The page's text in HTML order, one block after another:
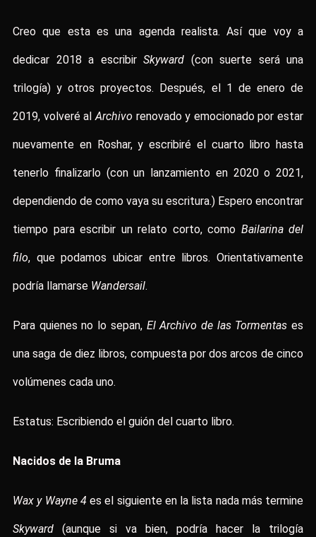
Creo que esta es una agenda realista. Así que voy a
dedicar 2018 a escribir Skyward (con suerte será una
trilogía) y otros proyectos. Después, el 1 de enero de
2019, volveré alArchivo renovado y emocionado por estar
nuevamente en Roshar, y escribiré el cuarto libro hasta
tenerlo finalizarlo (con un lanzamiento en 2020 o 2021,
dependiendo de como vaya su escritura.) Espero encontrar
tiempo para escribir un relato corto, como Bailarina del
filo, que podamos ubicar entre libros. Orientativamente
podría llamarse Wandersail.
Para quienes no lo sepan, El Archivo de las Tormentas es
una saga de diez libros, compuesta por dos arcos de cinco
volúmenes cada uno.
Estatus: Escribiendo el guión del cuarto libro.
Nacidos de la Bruma
Wax y Wayne 4es el siguiente en la lista nada más termine
Skyward (aunque si va bien, podría hacer la trilogía